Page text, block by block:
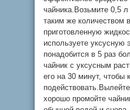
чайника.Возьмите 0,5
таким же количеством
приготовленную
используете уксусную
понадобится в 5 раз
чайник с уксусным
его на 30 минут, чтобы
хорошо промойте